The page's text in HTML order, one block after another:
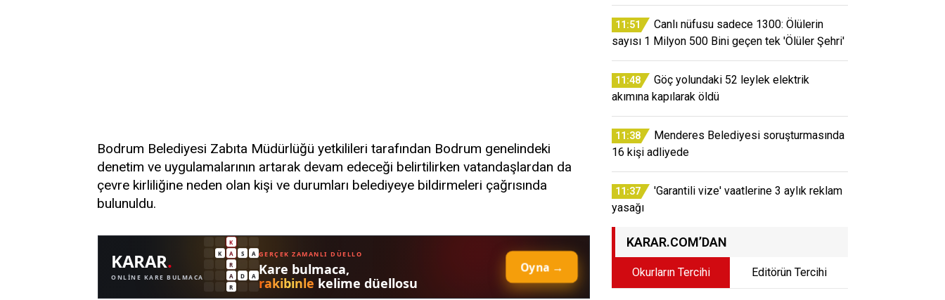
Bodrum Belediyesi Zabıta Müdürlüğü yetkilileri tarafından Bodrum genelindeki
denetim ve uygulamalarının artarak devam edeceği belirtilirken vatandaşlardan da
çevre kirliliğine neden olan kişi ve durumları belediyeye bildirmeleri çağrısında
bulunuldu.
11:51
Canlı nüfusu sadece 1300: Ölülerin
sayısı 1 Milyon 500 Bini geçen tek 'Ölüler Şehri'
11:48
Göç yolundaki 52 leylek elektrik
akımına kapılarak öldü
11:38
Menderes Belediyesi soruşturmasında
16 kişi adliyede
11:37
'Garantili vize' vaatlerine 3 aylık reklam
yasağı
KARAR.COM’DAN
Okurların Tercihi Editörün Tercihi